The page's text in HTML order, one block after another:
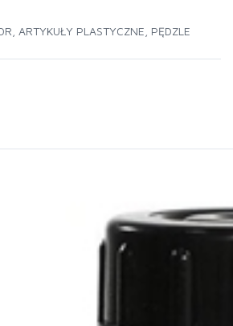
ARTYKUŁY PLASTYCZNE PĘDZLE